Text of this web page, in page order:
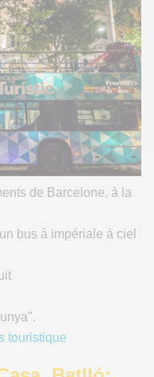
de Barcelone, à la
bus à impériale à ciel
touristique